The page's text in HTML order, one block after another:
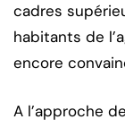
cadres
habitants de
encore
A l’approche